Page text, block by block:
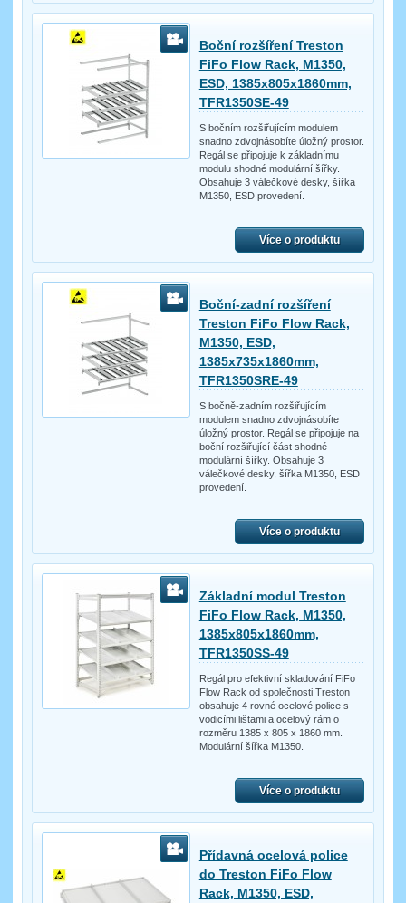
Boční rozšíření Treston
FiFo Flow Rack, M1350,
ESD, 1385x805x1860mm,
TFR1350SE-49
S bočním rozšiřujícím modulem
snadno zdvojnásobíte úložný prostor.
Regál se připojuje k základnímu
modulu shodné modulární šířky.
Obsahuje 3 válečkové desky, šířka
M1350, ESD provedení.
Více o produktu
Boční-zadní rozšíření
Treston FiFo Flow Rack,
M1350, ESD,
1385x735x1860mm,
TFR1350SRE-49
S bočně-zadním rozšiřujícím
modulem snadno zdvojnásobíte
úložný prostor. Regál se připojuje na
boční rozšiřující část shodné
modulární šířky. Obsahuje 3
válečkové desky, šířka M1350, ESD
provedení.
Více o produktu
Základní modul Treston
FiFo Flow Rack, M1350,
1385x805x1860mm,
TFR1350SS-49
Regál pro efektivní skladování FiFo
Flow Rack od společnosti Treston
obsahuje 4 rovné ocelové police s
vodicími lištami a ocelový rám o
rozměru 1385 x 805 x 1860 mm.
Modulární šířka M1350.
Více o produktu
Přídavná ocelová police
do Treston FiFo Flow
Rack, M1350, ESD,